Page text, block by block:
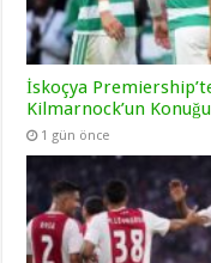
İskoçya
Kilmarnock’un
1 gün önce